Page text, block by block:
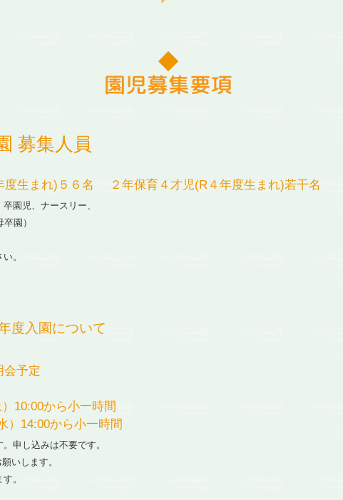
園児募集要項
募集人員
度生まれ)５６名 ２年保育４才児(R４年度生まれ)若干名
園児、ナースリー、
園）
。
度入園について
予定
10:00から小一時間
）14:00から小一時間
申し込みは不要です。
いします。
。